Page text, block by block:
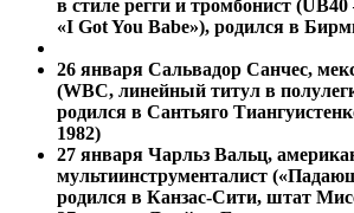
в стиле регги и тромбонист
«I Got You Babe»), родился в
26 января Сальвадор Санчес,
(WBC, линейный титул в
родился в Сантьяго
1982)
27 января Чарльз Вальц,
мультиинструменталист
родился в Канзас-Сити, штат